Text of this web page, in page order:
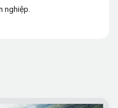
nghiệp.